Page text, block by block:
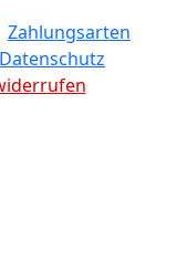
Zahlungsarten
Datenschutz